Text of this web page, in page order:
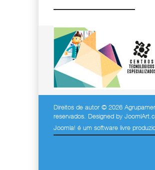
Direitos de autor © 2026
reservados. Designed by
Joomla! é um software livre